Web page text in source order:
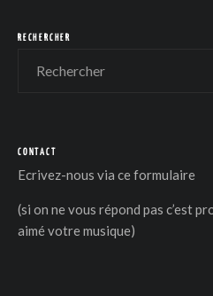
RECHERCHER
CONTACT
Ecrivez-nous via ce formulaire
(si on ne vous répond pas c’est
aimé votre musique)